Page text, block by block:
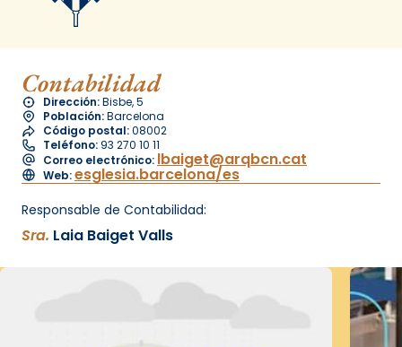
Contabilidad
Dirección:Bisbe, 5
Población:Barcelona
Código postal:08002
Teléfono: 93 270 10 11
Correo electrónico: lbaiget@arqbcn.cat
Web:esglesia.barcelona/es
Responsable de Contabilidad:
Sra. Laia Baiget Valls